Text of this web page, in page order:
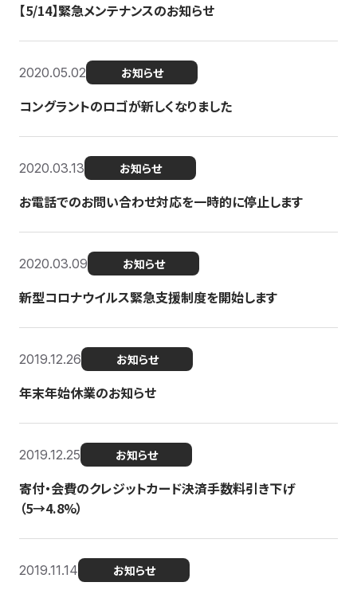
【5/14】緊急メンテナンスのお知らせ
2020.05.02 お知らせ
コングラントのロゴが新しくなりました
2020.03.13 お知らせ
お電話でのお問い合わせ対応を一時的に停止します
2020.03.09 お知らせ
新型コロナウイルス緊急支援制度を開始します
2019.12.26 お知らせ
年末年始休業のお知らせ
2019.12.25 お知らせ
寄付・会費のクレジットカード決済手数料引き下げ
（5→4.8%）
2019.11.14 お知らせ